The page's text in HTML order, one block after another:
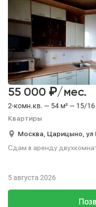
2-комн.кв. — 54 м² — 15/16
Квартиры
55 000 ₽/мес.
Москва, Царицыно, ул
Сдам в аренду
5 августа 2026